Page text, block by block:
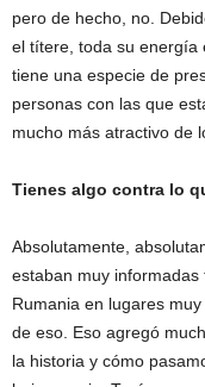
pero de hecho, no.
el títere, toda su energía
tiene una especie de
personas con las que
mucho más atractivo de
Tienes algo contra lo
Absolutamente,
estaban muy
Rumania en lugares
de eso. Eso agregó
la historia y cómo